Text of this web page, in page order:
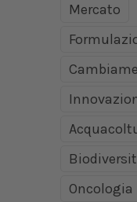
Mercato
Oncologia